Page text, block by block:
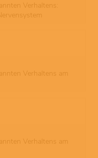
Verhaltens:
Verhaltens am
Verhaltens am